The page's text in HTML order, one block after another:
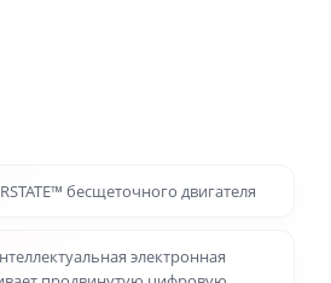
бесщеточного двигателя
электронная